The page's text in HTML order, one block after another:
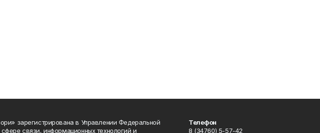
зарегистрирована в Управлении Федеральной
связи, информационных технологий и
Телефон
8 (34760) 5-57-42